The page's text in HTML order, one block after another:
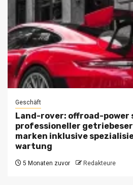
Geschäft
Land-rover: offroad-power
professioneller
marken inklusive
wartung
5 Monaten zuvor Redakteure